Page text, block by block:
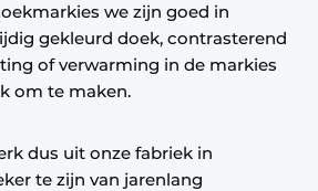
we zijn goed in
gekleurd doek, contrasterend
of verwarming in de markies
om te maken.
dus uit onze fabriek in
te zijn van jarenlang